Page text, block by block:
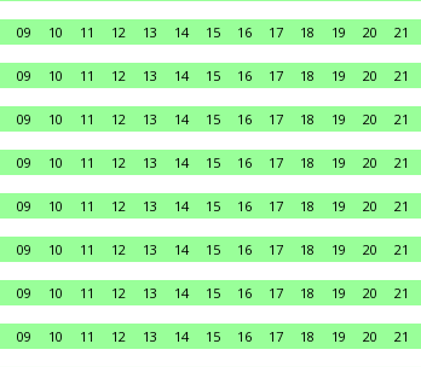
09 10 11 12 13 14 15 16 17 18 19 20 21
09 10 11 12 13 14 15 16 17 18 19 20 21
09 10 11 12 13 14 15 16 17 18 19 20 21
09 10 11 12 13 14 15 16 17 18 19 20 21
09 10 11 12 13 14 15 16 17 18 19 20 21
09 10 11 12 13 14 15 16 17 18 19 20 21
09 10 11 12 13 14 15 16 17 18 19 20 21
09 10 11 12 13 14 15 16 17 18 19 20 21